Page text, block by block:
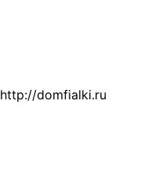
http://domfialki.ru